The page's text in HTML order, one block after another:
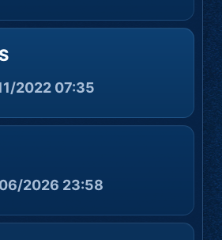
2022 07:35
2026 23:58